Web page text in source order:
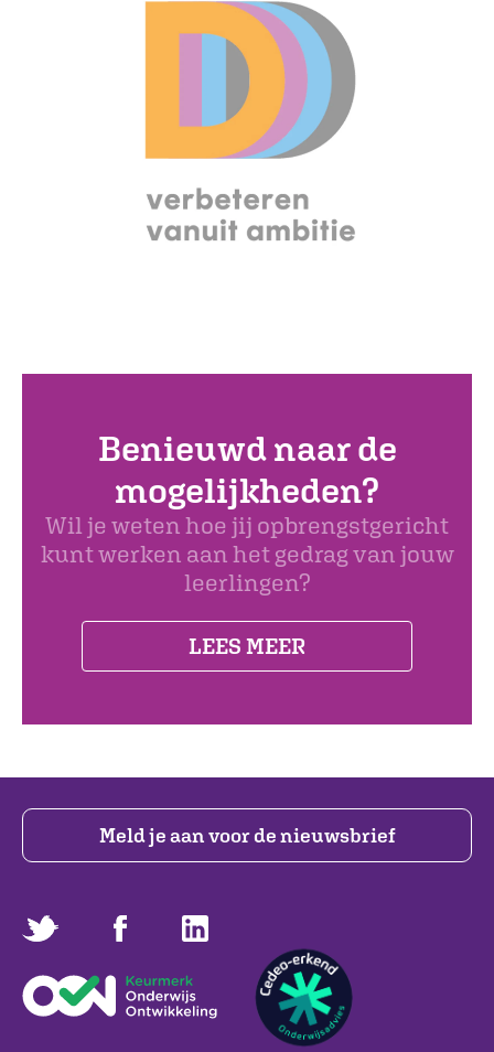
Benieuwd naar de
mogelijkheden?
Wil je weten hoe jij opbrengstgericht
kunt werken aan het gedrag van jouw
leerlingen?
LEES MEER
Meld je aan voor de nieuwsbrief